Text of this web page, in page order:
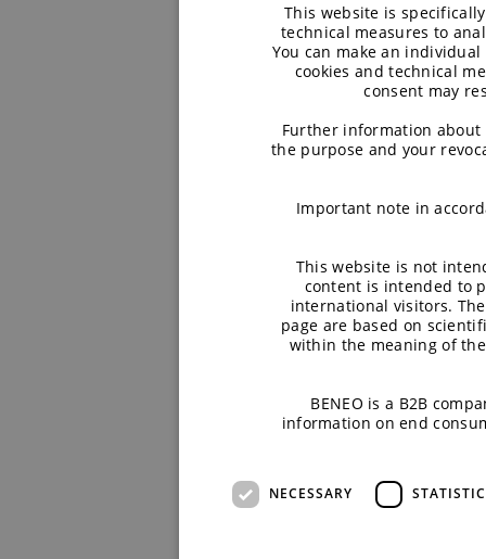
This website is
technical measures to
You can make an
cookies and technical
consent may
Further information about
the purpose and your
Important note in
This website is not
content is intended to
international visitors.
page are based on
within the meaning of
BENEO is a B2B
information on end
NECESSARY